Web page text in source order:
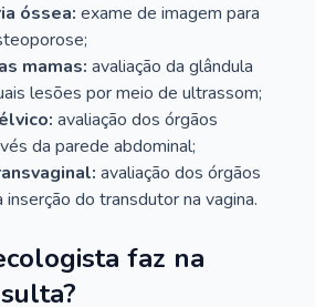
óssea: exame de imagem para
mamas: avaliação da glândula
lesões por meio de ultrassom;
avaliação dos órgãos
da parede abdominal;
avaliação dos órgãos
do transdutor na vagina.
faz na